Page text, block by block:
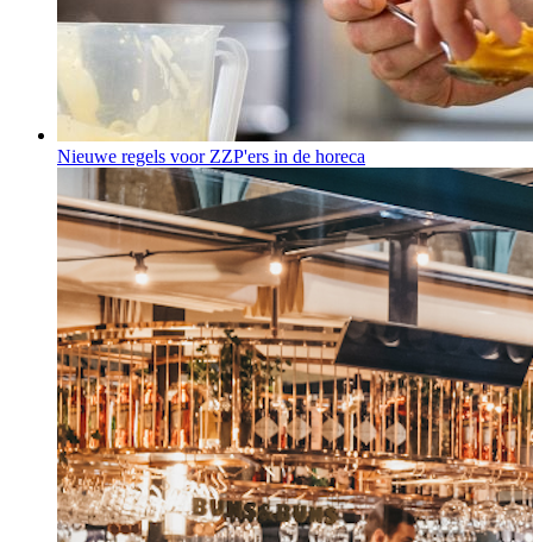
Nieuwe regels voor ZZP'ers in de horeca